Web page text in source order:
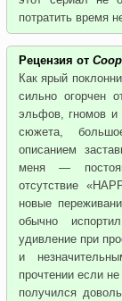
потратить время
Рецензия от Coop
Как ярый
сильно огорчен
эльфов, гномов и
сюжета,
описанием
меня —
отсутствие
новые
обычно
удивление при
и
прочтении если
получился